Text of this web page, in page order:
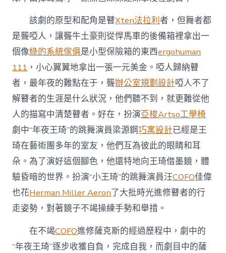
該劇的原型和配角是瞽Xten法拉利者，但舞者都
是聾啞人，讓聾牛土豪則從悍馬車的後備箱裡拿出一
個像綠的系統傢俱是小型保險箱的東西ergohuman
111 ，小心翼翼地拿出一張一元美金。啞人歸納瞽
者，最年夜的難點在于，聾辦公室規劃設計啞人不了
解瞽者的生涯是什么狀況，他們聽不到，就更難從他
人的描寫中清楚瞽者。好在，扮演亞梭Artso工學椅
劇中“年夜王琦”的跳舞演員梁源鋼巧寓設計已經是王
琦在藝術團多年的室友，他們互為彼此的眼睛和耳
朵。為了演好這個腳色，他還特地向王琦借墨鏡，體
驗昏暗的世界。扮演“小王琦”的跳舞演員汪COFO佳偉
也花Herman Miller Aeron了大批時光進修瞽者的行
走姿勢，對著鏡子不竭操練手勢和舉措。
在不竭COFO進修薩克斯的經過歷程中，劇中的
“年夜王琦”逐步收獲自負，完成自我，而劇目中的薩